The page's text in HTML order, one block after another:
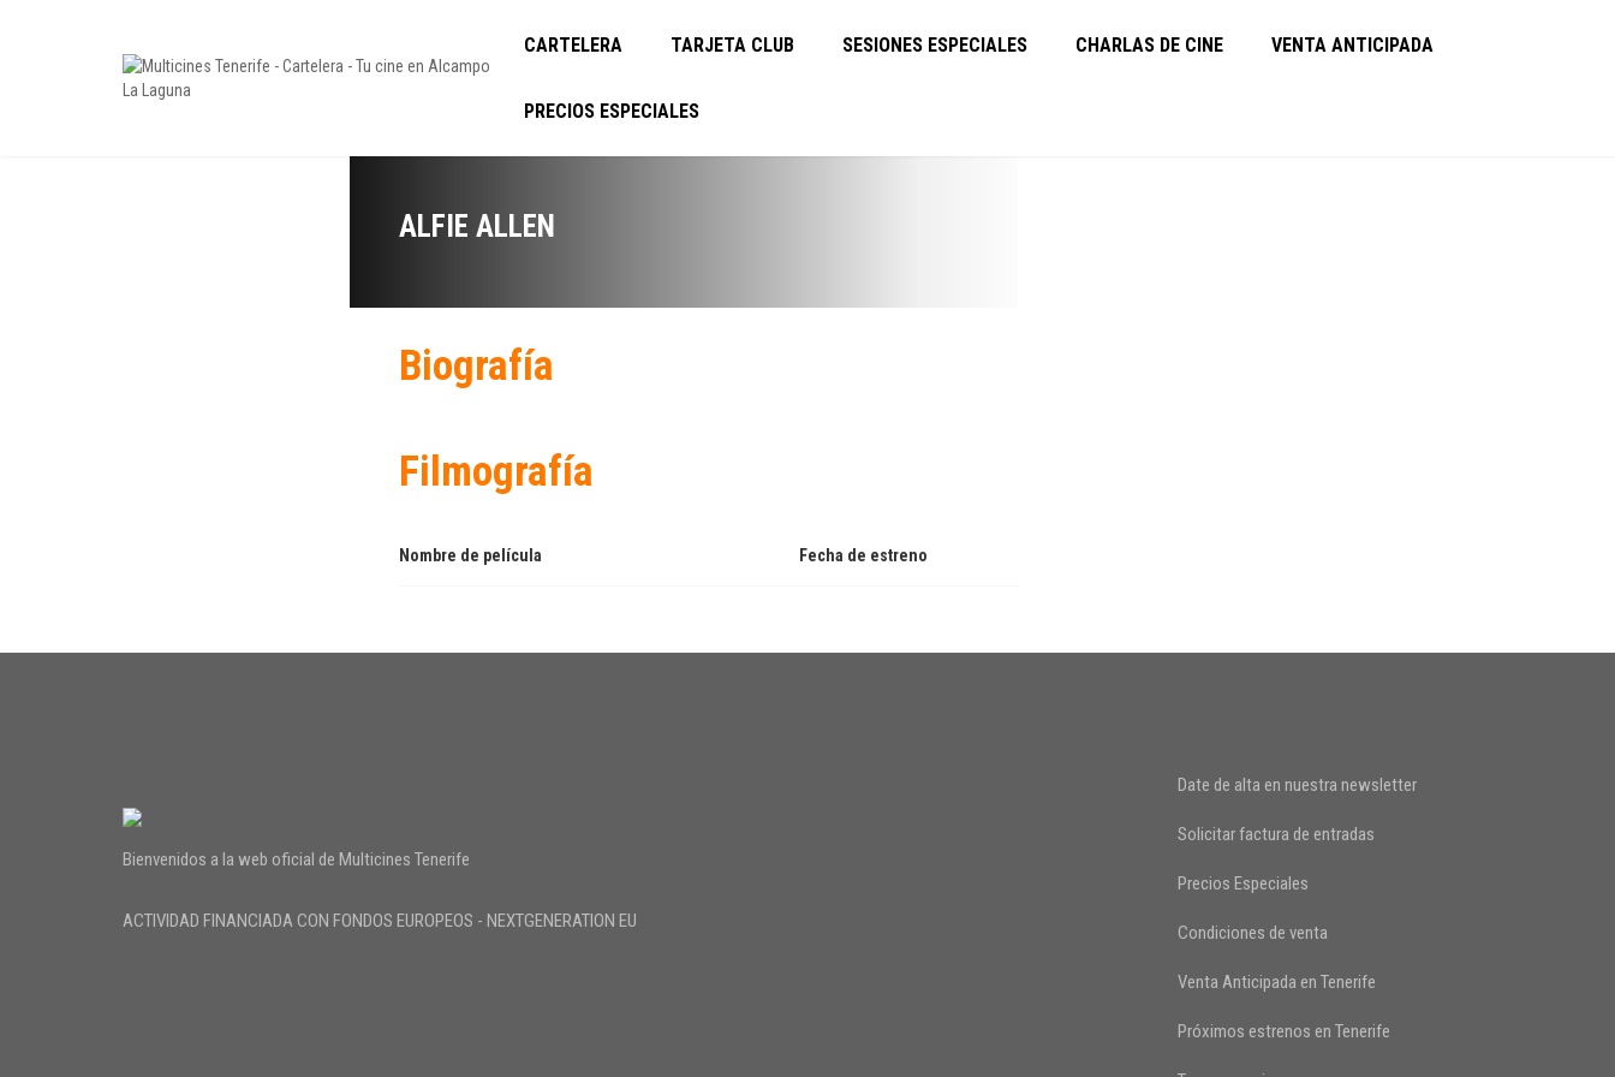
CARTELERA TARJETA CLUB SESIONES ESPECIALES CHARLAS DE CINE VENTA ANTICIPADA
PRECIOS ESPECIALES
ALFIE ALLEN
Biografía
Filmografía
Nombre de película Fecha de estreno
Bienvenidos a la web oficial de Multicines Tenerife
ACTIVIDAD FINANCIADA CON FONDOS EUROPEOS - NEXTGENERATION EU
Date de alta en nuestra newsletter
Solicitar factura de entradas
Precios Especiales
Condiciones de venta
Venta Anticipada en Tenerife
Próximos estrenos en Tenerife